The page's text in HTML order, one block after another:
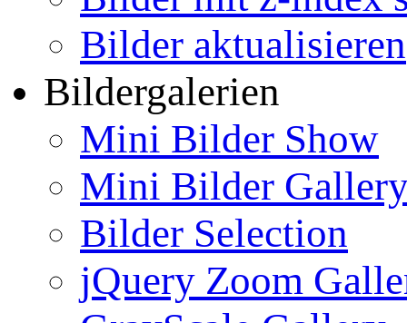
Bilder aktualisieren
Bildergalerien
Mini Bilder Show
Mini Bilder
Bilder Selection
jQuery Zoom